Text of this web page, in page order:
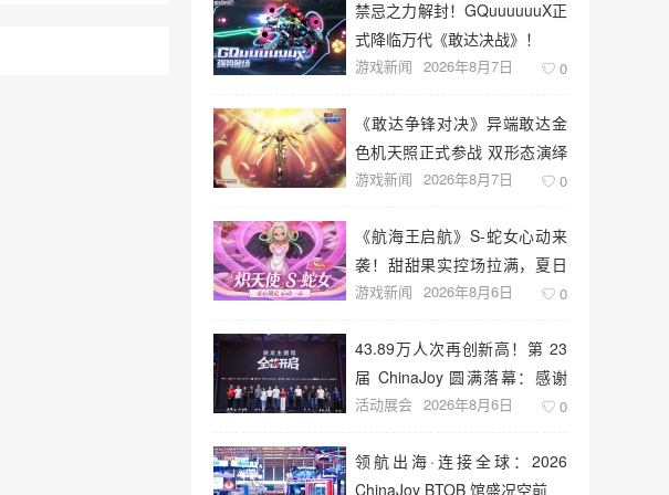
禁忌之力解封！GQuuuuuuX正
式降临万代《敢达决战》！
游戏新闻 2026年8月7日 0
《敢达争锋对决》异端敢达金
色机天照正式参战 双形态演绎
空中战技
游戏新闻 2026年8月7日 0
《航海王启航》S-蛇女心动来
袭！甜甜果实控场拉满，夏日
盛宴开启
游戏新闻 2026年8月6日 0
43.89万人次再创新高！第 23
届 ChinaJoy 圆满落幕：感谢
有你，共赴这场“与 AI 同游”的
活动展会 2026年8月6日 0
领航出海·连接全球：2026
ChinaJoy BTOB 馆盛况空前